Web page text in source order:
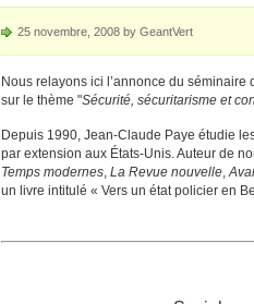
25 novembre, 2008 by GeantVert
Nous relayons ici l’annonce du
sur le thème "Sécurité, sécuritarisme et
Depuis 1990, Jean-Claude Paye étudie
par extension aux États-Unis. Auteur de
Temps modernes, La Revue nouvelle,
un livre intitulé « Vers un état policier en